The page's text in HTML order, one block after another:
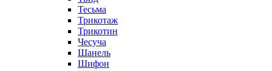
Тесьма
Трикотаж
Трикотин
Чесуча
Шанель
Шифон